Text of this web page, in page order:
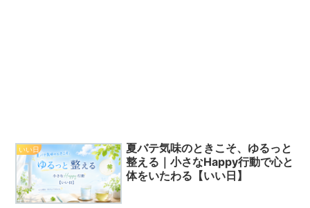
いい日
夏バテ気味のときこそ、ゆるっと
整える｜小さなHappy行動で心と
体をいたわる【いい日】